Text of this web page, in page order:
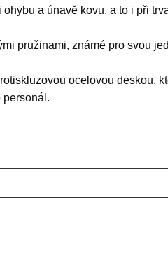
a únavě kovu, a to i při
pružinami, známé pro svou
ocelovou deskou,